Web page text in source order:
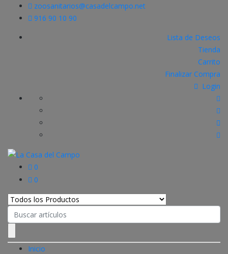
zoosanitarios@casadelcampo.net
916 90 10 90
Lista de Deseos
Tienda
Carrito
Finalizar Compra
Login
0
0
Search
for:
Inicio